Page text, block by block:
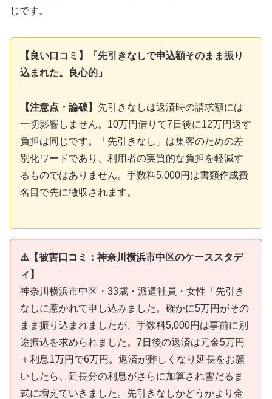
じです。
【良い口コミ】「先引きなしで申込額そのまま振り
込まれた。良心的」
【注意点・論破】 先引きなしは返済時の請求額には
一切影響しません。10万円借りて7日後に12万円返す
負担は同じです。「先引きなし」は集客のための差
別化ワードであり、利用者の実質的な負担を軽減す
るものではありません。手数料5,000円は書類作成費
名目で先に徴収されます。
⚠️【被害口コミ：神奈川横浜市中区のケーススタデ
ィ】
神奈川横浜市中区・33歳・派遣社員・女性「先引き
なしに惹かれて申し込みました。確かに5万円がその
まま振り込まれましたが、手数料5,000円は事前に別
途振込を求められました。7日後の返済は元金5万円
＋利息1万円で6万円。返済が難しくなり延長をお願
いしたら、延長分の利息がさらに加算され雪だるま
式に増えていきました。先引きなしかどうかより金